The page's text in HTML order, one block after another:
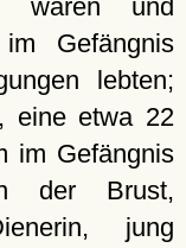
waren und
Gefängnis
lebten;
eine etwa 22
im Gefängnis
der Brust,
jung